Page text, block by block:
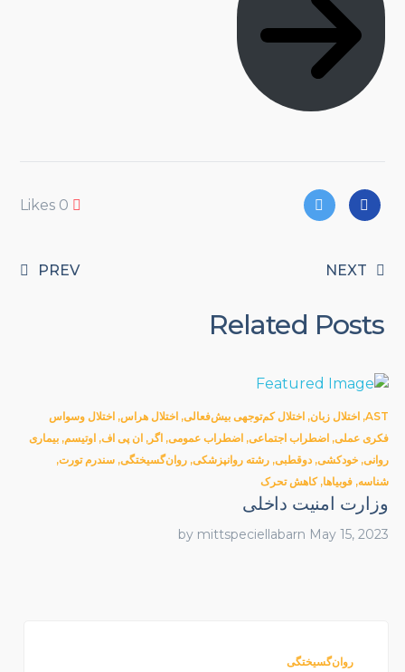
0
Likes
PREV NEXT
Related Posts
AST
,اختلال زبان,اختلال کم‌توجهی بیش‌فعالی,اختلال هراس,اختلال وسواس
فکری عملی,اضطراب اجتماعی,اضطراب عمومی,اگر, ان پی اف,اوتیسم,بیماری
روانی,خودکشی,دوقطبی,رشته روانپزشکی,روان‌گسیختگی,سندرم تورت,
شناسه,فوبیاها,کاهش تحرک
وزارت امنیت داخلی
May 15, 2023
bymittspeciellabarn
روان‌گسیختگی